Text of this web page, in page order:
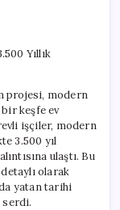
3.500
Yıllık
Tekne
Bulundu
için
projesi, modern
bir keşfe ev
işçiler, modern
3.500 yıl
ulaştı. Bu
olarak
yatan tarihi
serdi.